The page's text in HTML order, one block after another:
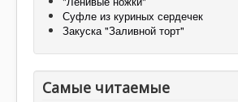
Суфле из куриных сердечек
Закуска "Заливной торт"
Самые читаемые